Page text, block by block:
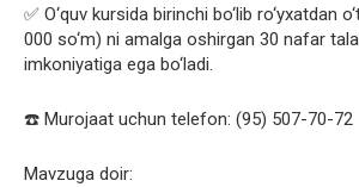
✅ O‘quv kursida birinchi bo‘lib ro‘yxatdan
000 so‘m) ni amalga oshirgan 30 nafar
imkoniyatiga ega bo‘ladi.
☎️ Murojaat uchun telefon: (95) 507-70-72
Mavzuga doir: